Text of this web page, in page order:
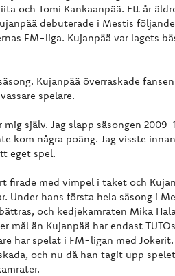
och Tomi Kankaanpää. Ett år
debuterade i Mestis
FM-liga. Kujanpää var lagets
Kujanpää överraskade
spelare.
själv. Jag slapp säsongen
kom några poäng. Jag visste
eget spel.
firade med vimpel i taket och
Under hans första hela säsong i
och kedjekamraten Mika
mål än Kujanpää har endast
har spelat i FM-ligan med
och nu då han tagit upp